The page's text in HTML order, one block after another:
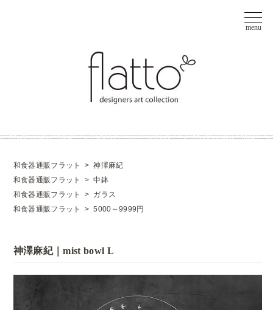
和食器通販フラット >神澤麻紀
和食器通販フラット
>中鉢
和食器通販フラット
> ガラス
和食器通販フラット
>5000～9999円
神澤麻紀｜mist bowl L